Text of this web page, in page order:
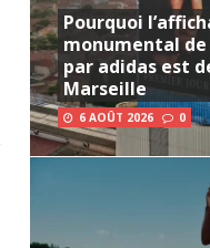
Pourquoi
monumental
par adidas est
Marseille
6 AOÛT 2026 0